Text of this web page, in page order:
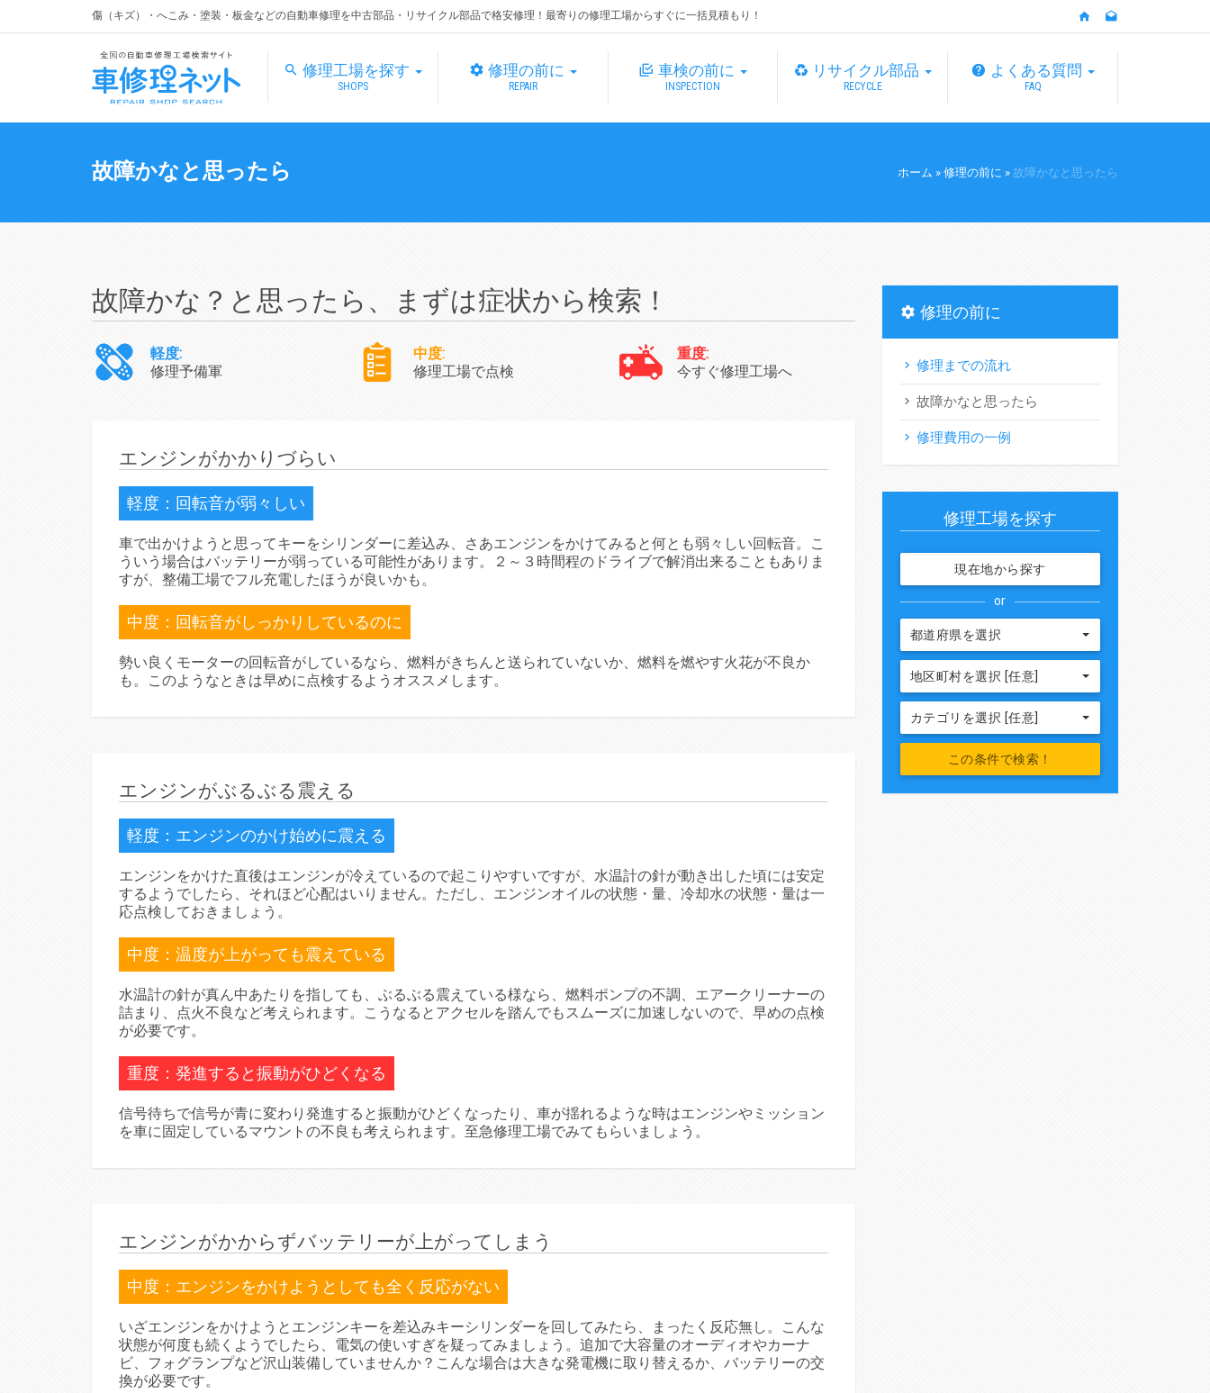
傷（キズ）・へこみ・塗装・板金などの自動車修理を中古部品・リサイクル部品で格安修理！最寄りの修理工場からすぐに一括見積もり！
修理工場を探す
SHOPS
修理の前に
REPAIR
車検の前に
INSPECTION
リサイクル部品
RECYCLE
よくある質問
FAQ
故障かなと思ったら ホーム » 修理の前に » 故障かなと思ったら
故障かな？と思ったら、まずは症状から検索！
軽度:
修理予備軍
中度:
修理工場で点検
重度:
今すぐ修理工場へ
エンジンがかかりづらい
軽度：回転音が弱々しい
車で出かけようと思ってキーをシリンダーに差込み、さあエンジンをかけてみると何とも弱々しい回転音。こ
ういう場合はバッテリーが弱っている可能性があります。２～３時間程のドライブで解消出来ることもありま
すが、整備工場でフル充電したほうが良いかも。
中度：回転音がしっかりしているのに
勢い良くモーターの回転音がしているなら、燃料がきちんと送られていないか、燃料を燃やす火花が不良か
も。このようなときは早めに点検するようオススメします。
エンジンがぶるぶる震える
軽度：エンジンのかけ始めに震える
エンジンをかけた直後はエンジンが冷えているので起こりやすいですが、水温計の針が動き出した頃には安定
するようでしたら、それほど心配はいりません。ただし、エンジンオイルの状態・量、冷却水の状態・量は一
応点検しておきましょう。
中度：温度が上がっても震えている
水温計の針が真ん中あたりを指しても、ぶるぶる震えている様なら、燃料ポンプの不調、エアークリーナーの
詰まり、点火不良など考えられます。こうなるとアクセルを踏んでもスムーズに加速しないので、早めの点検
が必要です。
重度：発進すると振動がひどくなる
信号待ちで信号が青に変わり発進すると振動がひどくなったり、車が揺れるような時はエンジンやミッション
を車に固定しているマウントの不良も考えられます。至急修理工場でみてもらいましょう。
エンジンがかからずバッテリーが上がってしまう
中度：エンジンをかけようとしても全く反応がない
いざエンジンをかけようとエンジンキーを差込みキーシリンダーを回してみたら、まったく反応無し。こんな
状態が何度も続くようでしたら、電気の使いすぎを疑ってみましょう。追加で大容量のオーディオやカーナ
ビ、フォグランプなど沢山装備していませんか？こんな場合は大きな発電機に取り替えるか、バッテリーの交
換が必要です。
修理の前に
修理までの流れ
故障かなと思ったら
修理費用の一例
修理工場を探す
現在地から探す
or
都道府県を選択
地区町村を選択 [任意]
カテゴリを選択 [任意]